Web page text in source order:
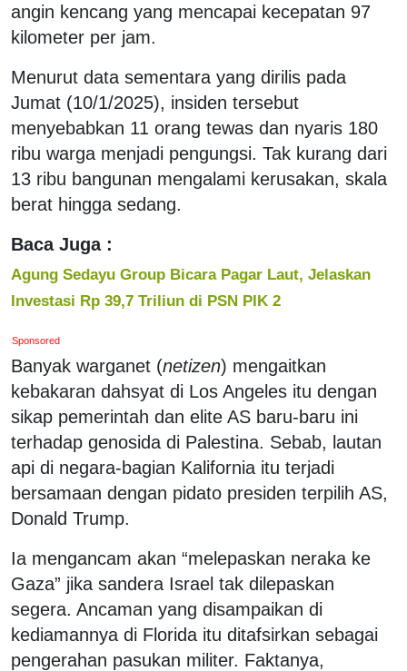
angin kencang yang mencapai kecepatan 97
kilometer per jam.
Menurut data sementara yang dirilis pada
Jumat (10/1/2025), insiden tersebut
menyebabkan 11 orang tewas dan nyaris 180
ribu warga menjadi pengungsi. Tak kurang dari
13 ribu bangunan mengalami kerusakan, skala
berat hingga sedang.
Baca Juga :
Agung Sedayu Group Bicara Pagar Laut, Jelaskan
Investasi Rp 39,7 Triliun di PSN PIK 2
Sponsored
Banyak warganet (netizen) mengaitkan
kebakaran dahsyat di Los Angeles itu dengan
sikap pemerintah dan elite AS baru-baru ini
terhadap genosida di Palestina. Sebab, lautan
api di negara-bagian Kalifornia itu terjadi
bersamaan dengan pidato presiden terpilih AS,
Donald Trump.
Ia mengancam akan “melepaskan neraka ke
Gaza” jika sandera Israel tak dilepaskan
segera. Ancaman yang disampaikan di
kediamannya di Florida itu ditafsirkan sebagai
pengerahan pasukan militer. Faktanya,